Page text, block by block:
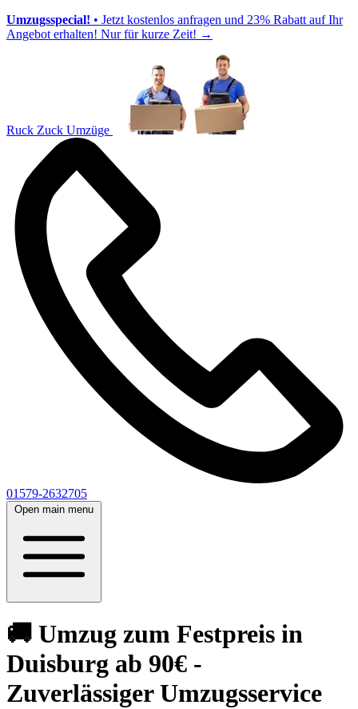
Umzugsspecial! • Jetzt kostenlos anfragen und 23% Rabatt auf Ihr
Angebot erhalten! Nur für kurze Zeit! →
Ruck Zuck Umzüge
01579-2632705
Open main menu
🚚 Umzug zum Festpreis in
Duisburg ab 90€ -
Zuverlässiger Umzugsservice